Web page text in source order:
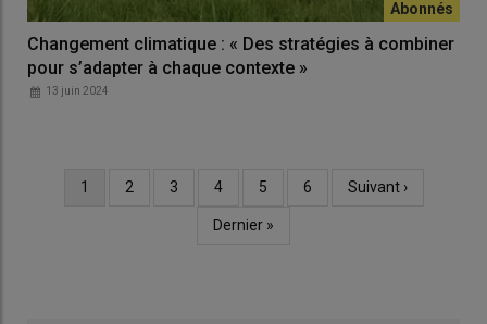
Changement climatique : « Des stratégies à combiner
pour s’adapter à chaque contexte »
13 juin 2024
Page
1 Page
2 Page
3 Page
4 Page
5 Page
6
Page
Suivant ›
Dernière
Dernier »